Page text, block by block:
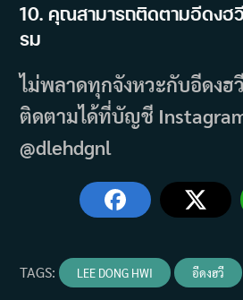
10. คุณสามารถติดตามอีดงฮ
รม
ไม่พลาดทุกจังหวะกับอีดงฮ
ติดตามได้ที่บัญชี
@dlehdgnl
TAGS: LEE DONG HWI อีดงฮวี